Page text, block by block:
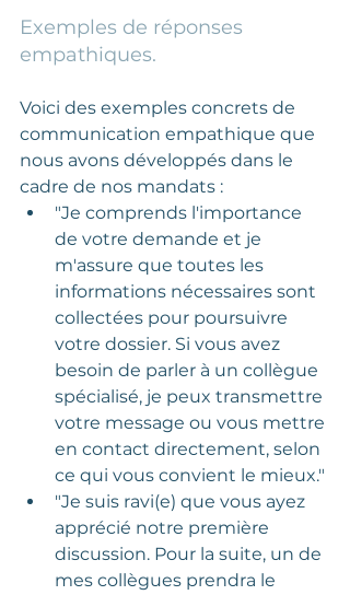
Exemples de réponses
empathiques.
Voici des exemples concrets de
communication empathique que
nous avons développés dans le
cadre de nos mandats :
"Je comprends l'importance
de votre demande et je
m'assure que toutes les
informations nécessaires sont
collectées pour poursuivre
votre dossier. Si vous avez
besoin de parler à un collègue
spécialisé, je peux transmettre
votre message ou vous mettre
en contact directement, selon
ce qui vous convient le mieux."
"Je suis ravi(e) que vous ayez
apprécié notre première
discussion. Pour la suite, un de
mes collègues prendra le